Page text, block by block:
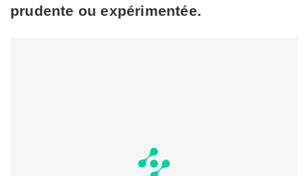
prudente ou expérimentée.